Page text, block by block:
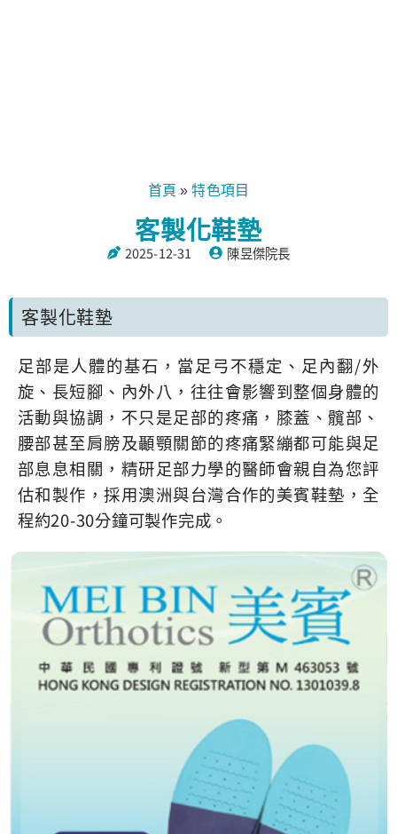
首頁 »特色項目
客製化鞋墊
2025-12-31 陳昱傑院長
客製化鞋墊
足部是人體的基石，當足弓不穩定、足內翻/外
旋、長短腳、內外八，往往會影響到整個身體的
活動與協調，不只是足部的疼痛，膝蓋、髖部、
腰部甚至肩膀及顳顎關節的疼痛緊繃都可能與足
部息息相關，精研足部力學的醫師會親自為您評
估和製作，採用澳洲與台灣合作的美賓鞋墊，全
程約20-30分鐘可製作完成。